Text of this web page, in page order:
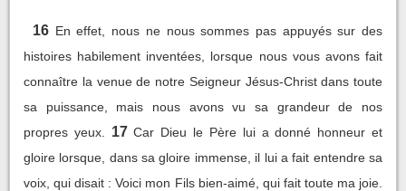
16 En effet, nous ne nous sommes pas appuyés sur des
histoires habilement inventées, lorsque nous vous avons fait
connaître la venue de notre Seigneur Jésus-Christ dans toute
sa puissance, mais nous avons vu sa grandeur de nos
propres yeux.
17 Car Dieu le Père lui a donné honneur et
gloire lorsque, dans sa gloire immense, il lui a fait entendre sa
voix, qui disait : Voici mon Fils bien-aimé, qui fait toute ma joie.